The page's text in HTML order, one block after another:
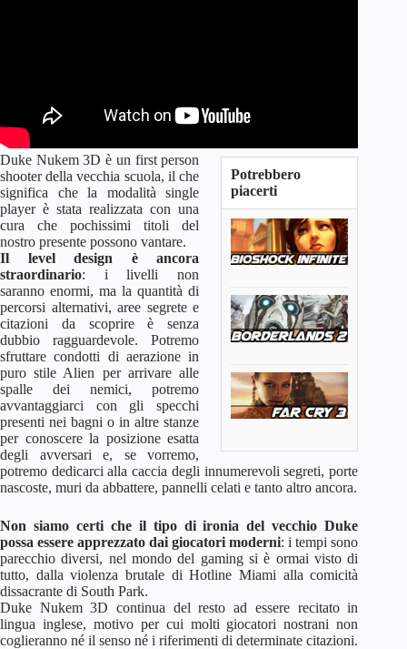
Potrebbero
piacerti
Duke Nukem 3D è un first person
shooter della vecchia scuola, il che
significa che la modalità single
player è stata realizzata con una
cura che pochissimi titoli del
nostro presente possono vantare.
Il level design è ancora
straordinario: i livelli non
saranno enormi, ma la quantità di
percorsi alternativi, aree segrete e
citazioni da scoprire è senza
dubbio ragguardevole. Potremo
sfruttare condotti di aerazione in
puro stile Alien per arrivare alle
spalle dei nemici, potremo
avvantaggiarci con gli specchi
presenti nei bagni o in altre stanze
per conoscere la posizione esatta
degli avversari e, se vorremo,
potremo dedicarci alla caccia degli innumerevoli segreti, porte
nascoste, muri da abbattere, pannelli celati e tanto altro ancora.
Non siamo certi che il tipo di ironia del vecchio Duke
possa essere apprezzato dai giocatori moderni: i tempi sono
parecchio diversi, nel mondo del gaming si è ormai visto di
tutto, dalla violenza brutale di Hotline Miami alla comicità
dissacrante di South Park.
Duke Nukem 3D continua del resto ad essere recitato in
lingua inglese, motivo per cui molti giocatori nostrani non
coglieranno né il senso né i riferimenti di determinate citazioni.